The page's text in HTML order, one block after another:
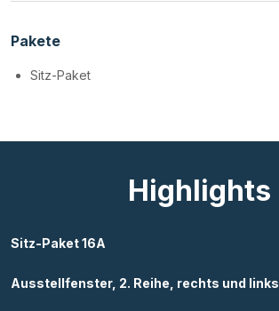
Pakete
Sitz-Paket
Highlights
Sitz-Paket 16A
Ausstellfenster, 2. Reihe, rechts und links